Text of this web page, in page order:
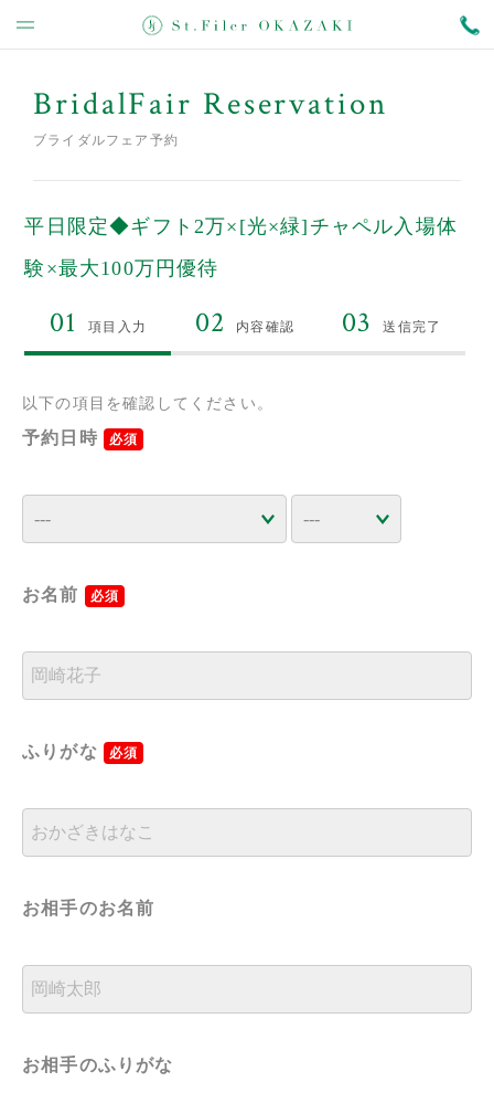
BridalFair Reservation
ブライダルフェア予約
平日限定◆ギフト2万×[光×緑]チャペル入場体
験×最大100万円優待
01 項目入力 02 内容確認 03 送信完了
以下の項目を確認してください。
予約日時 必須
お名前 必須
ふりがな 必須
お相手のお名前
お相手のふりがな